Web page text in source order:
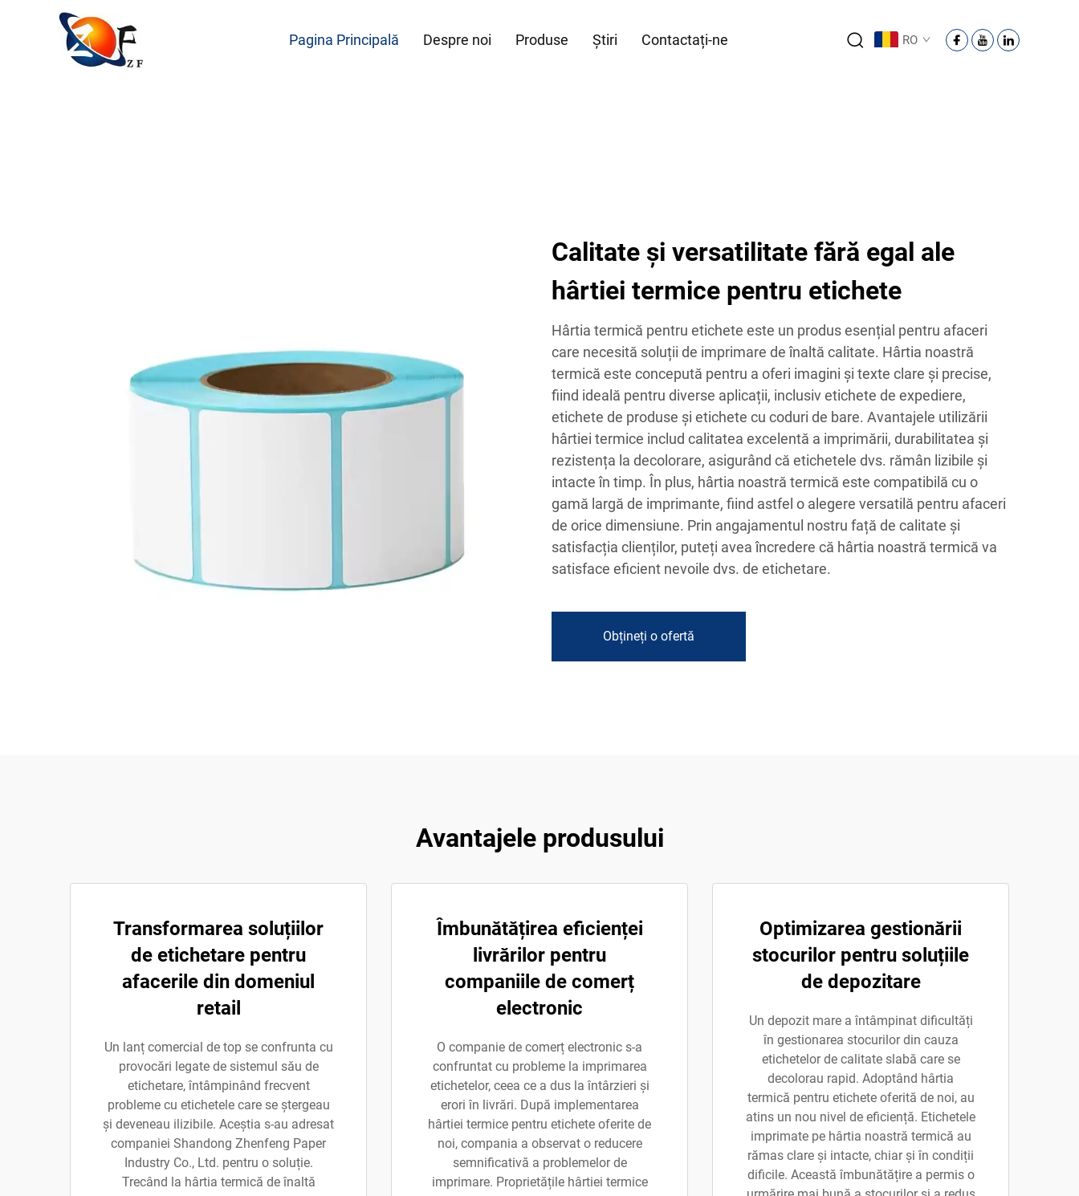
Pagina Principală Despre noi Produse Știri Contactați-ne RO
Calitate și versatilitate fără egal ale
hârtiei termice pentru etichete
Hârtia termică pentru etichete este un produs esențial pentru afaceri
care necesită soluții de imprimare de înaltă calitate. Hârtia noastră
termică este concepută pentru a oferi imagini și texte clare și precise,
fiind ideală pentru diverse aplicații, inclusiv etichete de expediere,
etichete de produse și etichete cu coduri de bare. Avantajele utilizării
hârtiei termice includ calitatea excelentă a imprimării, durabilitatea și
rezistența la decolorare, asigurând că etichetele dvs. rămân lizibile și
intacte în timp. În plus, hârtia noastră termică este compatibilă cu o
gamă largă de imprimante, fiind astfel o alegere versatilă pentru afaceri
de orice dimensiune. Prin angajamentul nostru față de calitate și
satisfacția clienților, puteți avea încredere că hârtia noastră termică va
satisface eficient nevoile dvs. de etichetare.
Obțineți o ofertă
Avantajele produsului
Transformarea soluțiilor
de etichetare pentru
afacerile din domeniul
retail
Un lanț comercial de top se confrunta cu
provocări legate de sistemul său de
etichetare, întâmpinând frecvent
probleme cu etichetele care se ștergeau
și deveneau ilizibile. Aceștia s-au adresat
companiei Shandong Zhenfeng Paper
Industry Co., Ltd. pentru o soluție.
Trecând la hârtia termică de înaltă
Îmbunătățirea eficienței
livrărilor pentru
companiile de comerț
electronic
O companie de comerț electronic s-a
confruntat cu probleme la imprimarea
etichetelor, ceea ce a dus la întârzieri și
erori în livrări. După implementarea
hârtiei termice pentru etichete oferite de
noi, compania a observat o reducere
semnificativă a problemelor de
imprimare. Proprietățile hârtiei termice
Optimizarea gestionării
stocurilor pentru soluțiile
de depozitare
Un depozit mare a întâmpinat dificultăți
în gestionarea stocurilor din cauza
etichetelor de calitate slabă care se
decolorau rapid. Adoptând hârtia
termică pentru etichete oferită de noi, au
atins un nou nivel de eficiență. Etichetele
imprimate pe hârtia noastră termică au
rămas clare și intacte, chiar și în condiții
dificile. Această îmbunătățire a permis o